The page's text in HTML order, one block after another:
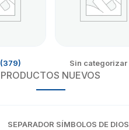
(379) Sin categorizar
PRODUCTOS NUEVOS
SEPARADOR SÍMBOLOS DE DIOS